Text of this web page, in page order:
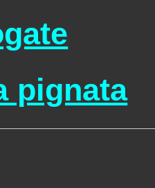
pignata